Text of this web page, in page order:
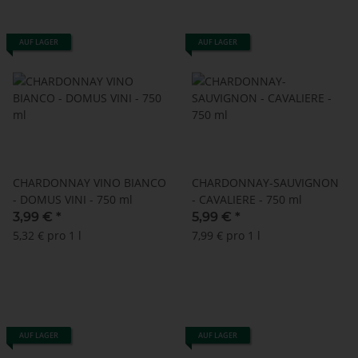
AUF LAGER
CHARDONNAY VINO BIANCO
- DOMUS VINI - 750 ml
3,99 € *
5,32 € pro 1 l
AUF LAGER
CHARDONNAY-SAUVIGNON
- CAVALIERE - 750 ml
5,99 € *
7,99 € pro 1 l
AUF LAGER AUF LAGER